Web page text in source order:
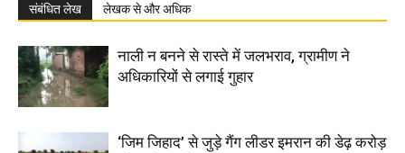
संबंधित लेख लेखक से और अधिक
नाली न बनने से रास्ते में जलभराव, ग्रामीण ने
अधिकारियों से लगाई गुहार
‘जिम जिहाद’ से जुड़े गैंग लीडर इमरान की डेढ़ करोड़